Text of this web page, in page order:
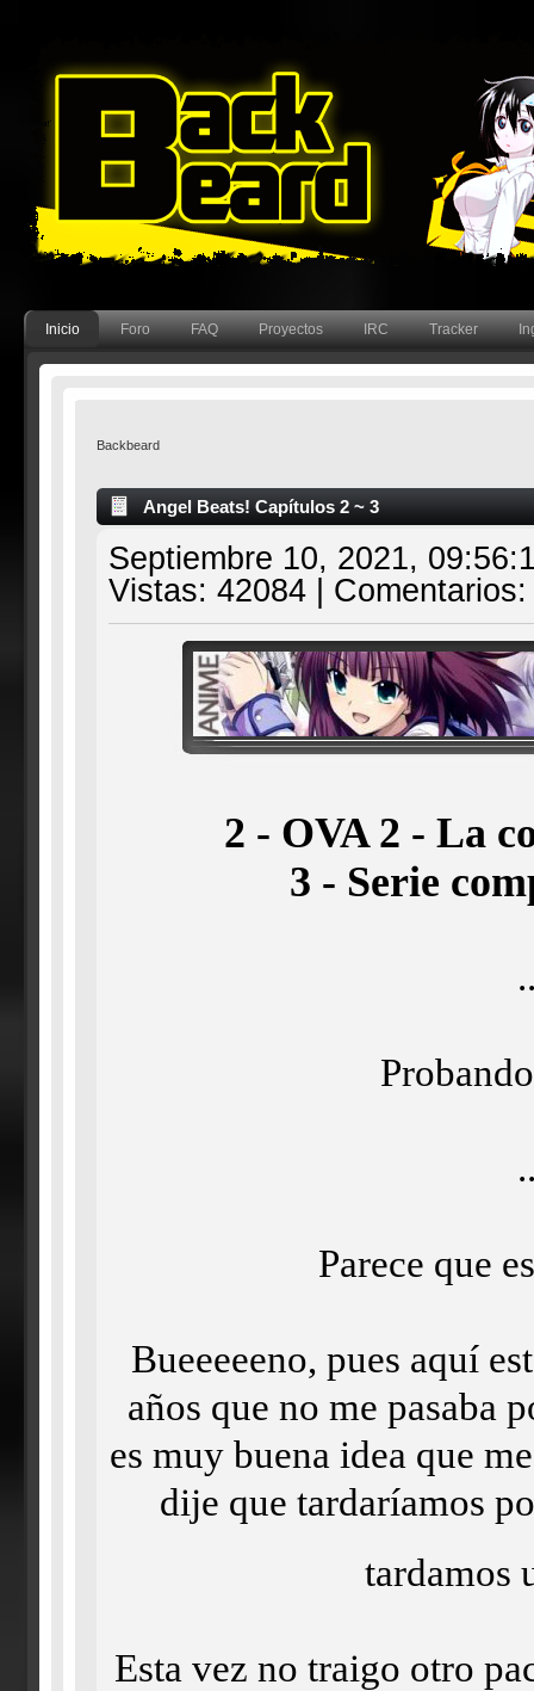
Inicio Foro FAQ Proyectos IRC Tracker
Backbeard
Angel Beats! Capítulos 2 ~ 3
Septiembre 10, 2021,
Vistas: 42084 | Comentarios:
2 - OVA 2 - La
3 - Serie
Parece que
Bueeeeeno, pues aquí
años que no me pasaba
es muy buena idea que
dije que tardaríamos
tardamos
Esta vez no traigo otro